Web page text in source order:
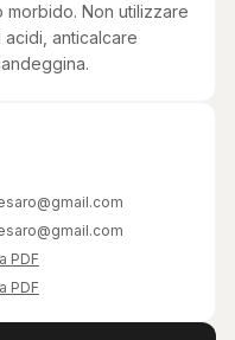
Non utilizzare
anticalcare
PDF
PDF